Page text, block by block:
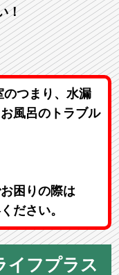
！
つまり、水漏
風呂のトラブル
困りの際は
ださい。
イフプラス